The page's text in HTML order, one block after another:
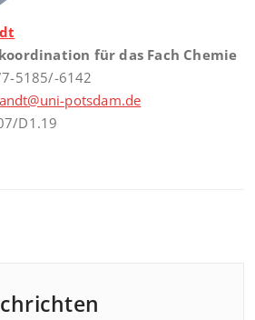
für das Fach Chemie
5185/-6142
potsdam.de
D1.19